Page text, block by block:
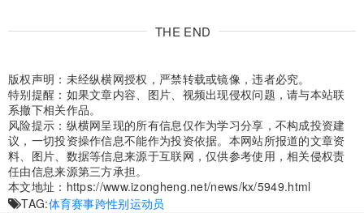
THE END
版权声明：未经纵横网授权，严禁转载或镜像，违者必究。
特别提醒：如果文章内容、图片、视频出现侵权问题，请与本站联
系撤下相关作品。
风险提示：纵横网呈现的所有信息仅作为学习分享，不构成投资建
议，一切投资操作信息不能作为投资依据。本网站所报道的文章资
料、图片、数据等信息来源于互联网，仅供参考使用，相关侵权责
任由信息来源第三方承担。
本文地址： https://www.izongheng.net/news/kx/5949.html
TAG:体育赛事跨性别运动员